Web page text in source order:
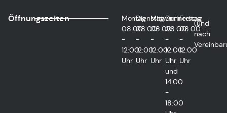
Öffnungszeiten
Montag
08:00
-
12:00
Uhr
Dienstag
08:00
-
12:00
Uhr
Mittwoch
08:00
-
12:00
Uhr
Donnerstag
08:00
-
12:00
Uhr
und
14:00
-
18:00
Freitag
08:00
-
12:00
Uhr
(und
nach